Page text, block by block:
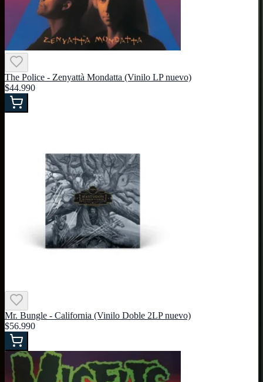
The Police - Zenyattà Mondatta (Vinilo LP nuevo)
$44.990
Mr. Bungle - California (Vinilo Doble 2LP nuevo)
$56.990